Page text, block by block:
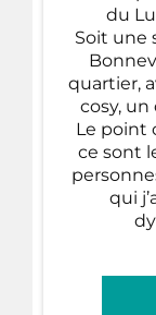
du
Soit une
quartier,
cosy,
Le point
ce sont
qui